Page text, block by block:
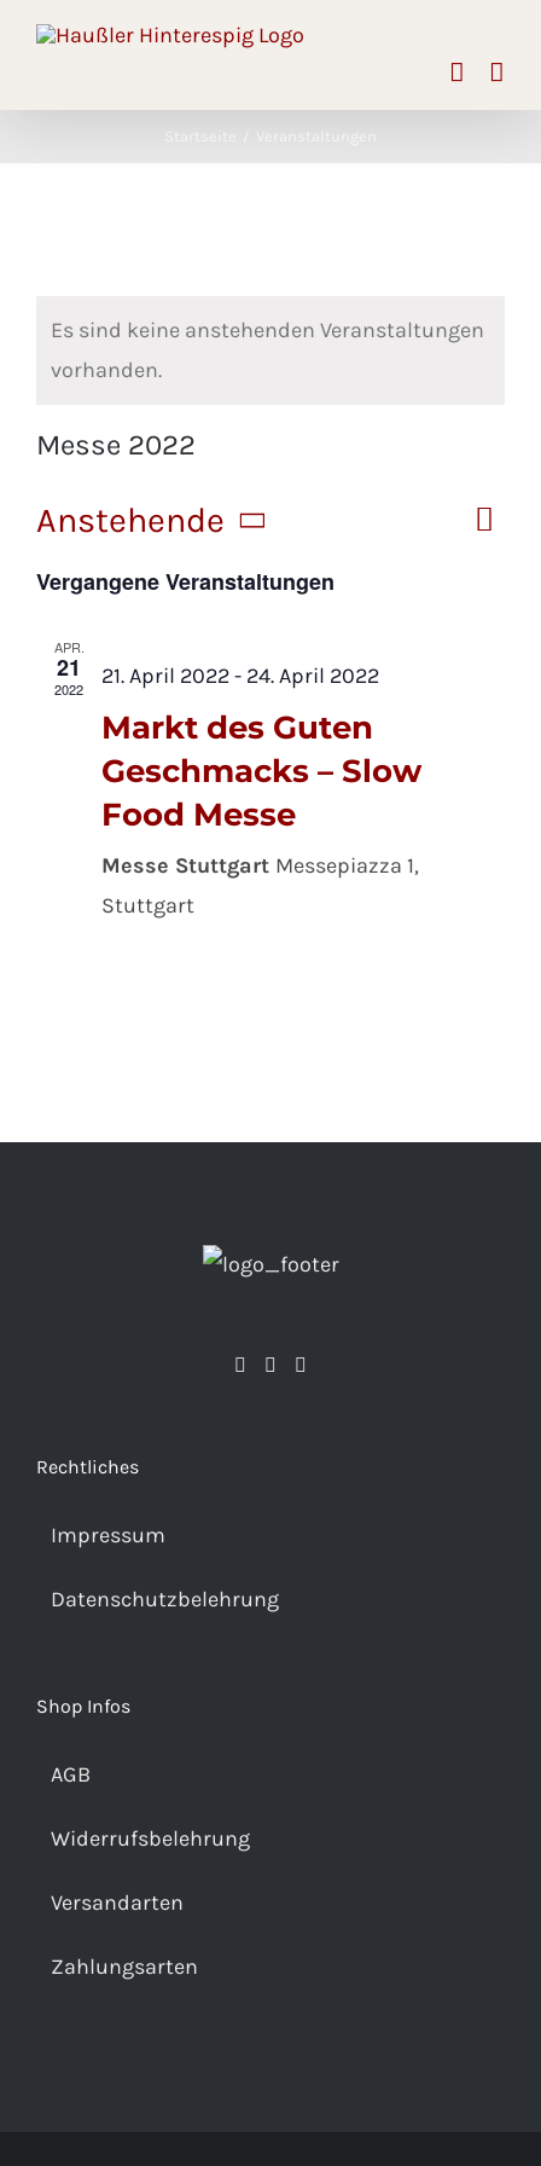
Skip
Startseite Veranstaltungen
Es sind keine anstehenden Veranstaltungen
vorhanden.
Messe 2022
Liste
Anstehende
wählen.
Vergangene Veranstaltungen
APR.
21
2022 21. April 2022- 24. April 2022
Markt des Guten
Geschmacks – Slow
Food Messe
Messe Stuttgart Messepiazza 1,
Stuttgart
Rechtliches
Impressum
Datenschutzbelehrung
Shop Infos
AGB
Widerrufsbelehrung
Versandarten
Zahlungsarten